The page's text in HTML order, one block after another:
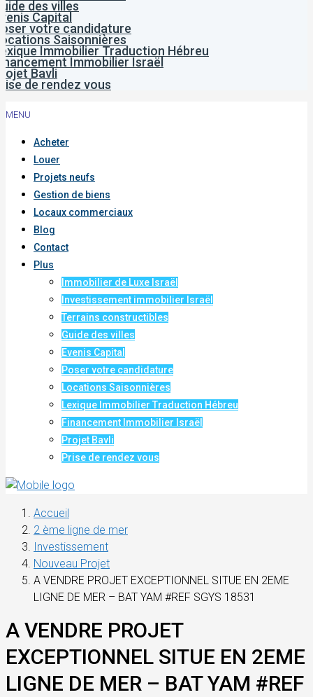
des villes
Capital
votre candidature
Saisonnières
Immobilier Traduction Hébreu
Immobilier Israël
Bavli
de rendez vous
MENU
Acheter
Louer
Projets neufs
Gestion de biens
Locaux commerciaux
Blog
Contact
Plus
Immobilier de Luxe Israël
Investissement immobilier Israël
Terrains constructibles
Guide des villes
Evenis Capital
Poser votre candidature
Locations Saisonnières
Lexique Immobilier Traduction Hébreu
Financement Immobilier Israël
Projet Bavli
Prise de rendez vous
Accueil
2 ème ligne de mer
Investissement
Nouveau Projet
A VENDRE PROJET EXCEPTIONNEL SITUE EN 2EME
LIGNE DE MER – BAT YAM #REF SGYS 18531
A VENDRE PROJET
EXCEPTIONNEL SITUE EN 2EME
LIGNE DE MER – BAT YAM #REF